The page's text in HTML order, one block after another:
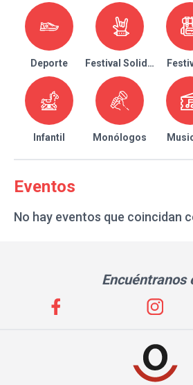
Deporte Festival Solidario
Infantil Monólogos
Eventos
No hay eventos que coincidan
Encuéntranos